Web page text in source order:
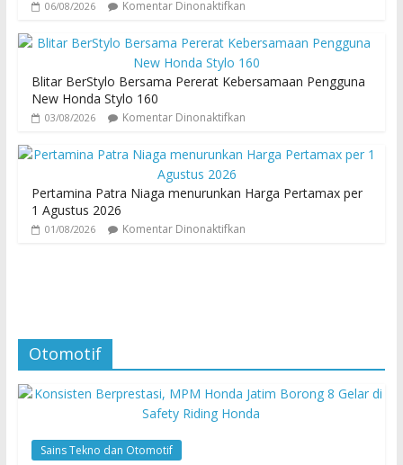
06/08/2026 Komentar Dinonaktifkan
Blitar BerStylo Bersama Pererat Kebersamaan Pengguna
New Honda Stylo 160
03/08/2026 Komentar Dinonaktifkan
Pertamina Patra Niaga menurunkan Harga Pertamax per
1 Agustus 2026
01/08/2026 Komentar Dinonaktifkan
Otomotif
Sains Tekno dan Otomotif